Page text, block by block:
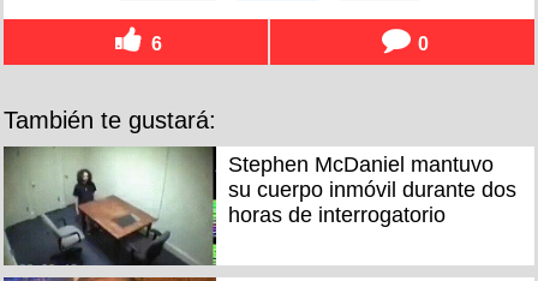
6 0
También te gustará:
Stephen McDaniel mantuvo
su cuerpo inmóvil durante dos
horas de interrogatorio